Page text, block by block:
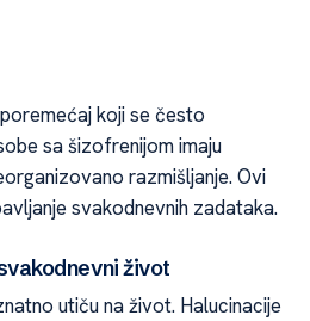
koji se često
sa šizofrenijom imaju
razmišljanje. Ovi
svakodnevnih zadataka.
život
utiču na život. Halucinacije